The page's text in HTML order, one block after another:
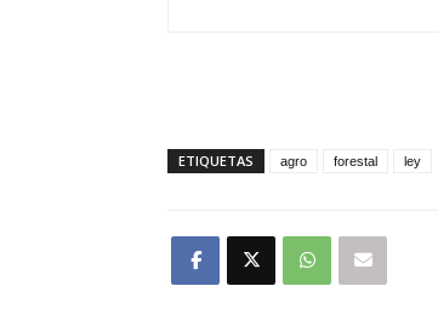
ETIQUETAS agro forestal ley